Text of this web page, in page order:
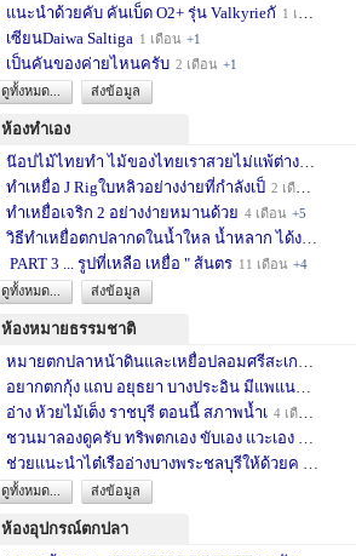
แนะนำด้วยคับ คันเบ็ด O2+ รุ่น Valkyrieกั 1 เดือน
เซียนDaiwa Saltiga 1 เดือน +1
เป็นคันของค่ายไหนครับ 2 เดือน +1
ดูทั้งหมด...
ส่งข้อมูล
ห้องทำเอง
น๊อปไม้ไทยทำ ไม้ของไทยเราสวยไม่แพ้ต่างชา
ทำเหยื่อ J Rigใบหลิวอย่างง่ายที่กำลังเป็ 2 เดือน
ทำเหยื่อเจริก 2 อย่างง่ายหมานด้วย 4 เดือน +5
วิธีทำเหยื่อตกปลากดในน้ำใหล น้ำหลาก ได้ง
PART 3 ... รูปที่เหลือ เหยื่อ " ส้นตร 11 เดือน +4
ดูทั้งหมด...
ส่งข้อมูล
ห้องหมายธรรมชาติ
หมายตกปลาหน้าดินและเหยื่อปลอมศรีสะเกษครั
อยากตกกุ้ง แถบ อยุธยา บางประอิน มีแพแนะน
อ่าง ห้วยไม้เต็ง ราชบุรี ตอนนี้ สภาพน้ำเ 4 เดือน
ชวนมาลองดูครับ ทริพตกเอง ขับเอง แวะเอง จ
ช่วยแนะนำไต๋เรืออ่างบางพระชลบุรีให้ด้วยค
ดูทั้งหมด...
ส่งข้อมูล
ห้องอุปกรณ์ตกปลา